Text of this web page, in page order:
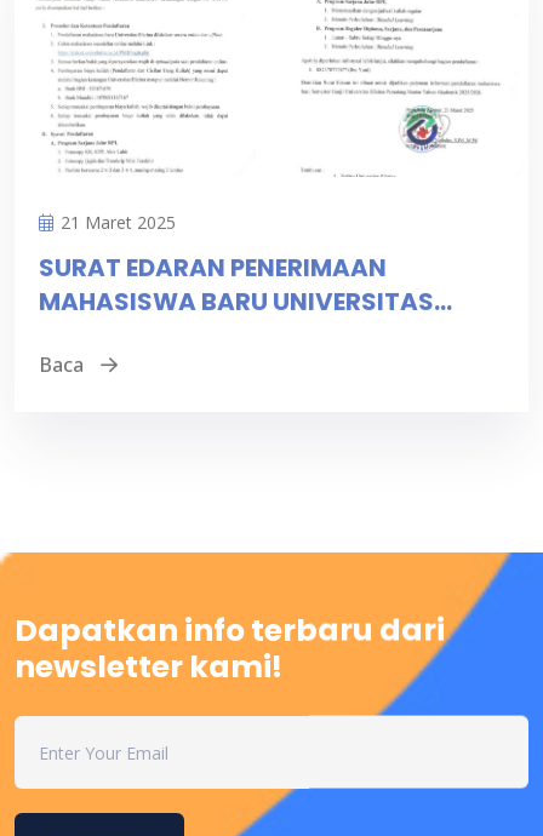
21 Maret 2025
SURAT EDARAN PENERIMAAN
MAHASISWA BARU UNIVERSITAS...
Baca
Dapatkan info terbaru dari
newsletter kami!